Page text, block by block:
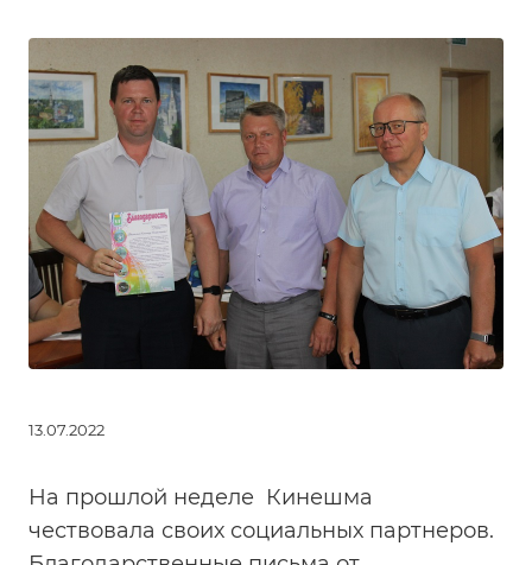
13.07.2022
На прошлой неделе Кинешма
чествовала своих социальных партнеров.